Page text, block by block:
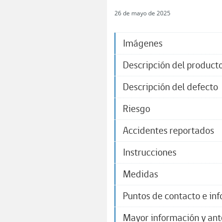
26 de mayo de 2025
Imágenes
Descripción del
Descripción del defecto
Riesgo
Accidentes reportados
Instrucciones
Medidas
Puntos de contacto e
Mayor información y